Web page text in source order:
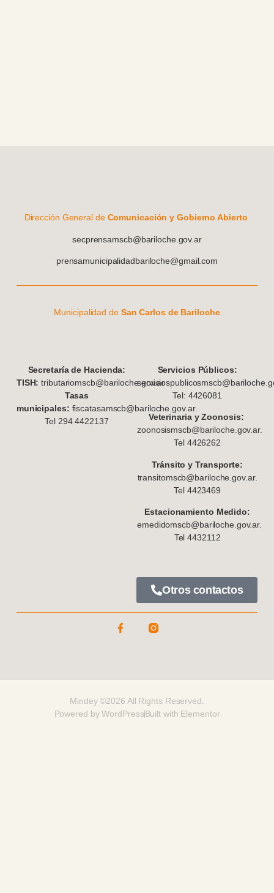
Dirección General de Comunicación y Gobierno Abierto
secprensamscb@bariloche.gov.ar
prensamunicipalidadbariloche@gmail.com
Municipalidad deSan Carlos de Bariloche
Secretaría de Hacienda:
TISH: tributariomscb@bariloche.gov.ar
Tasas
municipales: fiscatasamscb@bariloche.gov.ar.
Tel 294 4422137
Servicios Públicos:
Tel: 4426081
Veterinaria y Zoonosis:
zoonosismscb@bariloche.gov.ar.
Tel 4426262
Tránsito y Transporte:
transitomscb@bariloche.gov.ar.
Tel 4423469
Estacionamiento Medido:
emedidomscb@bariloche.gov.ar.
Tel 4432112
Otros contactos
Mindey ©2026 All Rights Reserved.
Powered by WordPressBuilt with Elementor